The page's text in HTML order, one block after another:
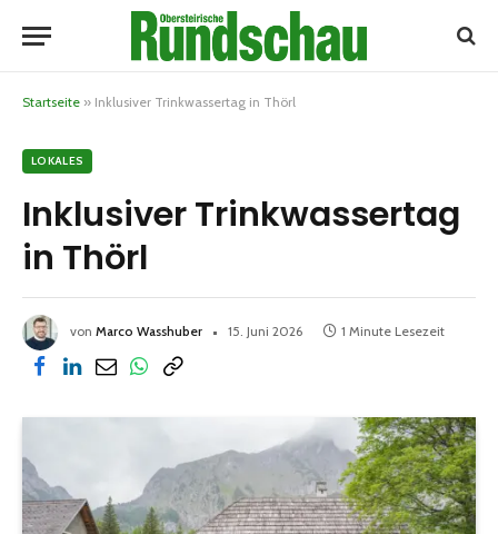
Startseite » Inklusiver Trinkwassertag in Thörl
LOKALES
Inklusiver Trinkwassertag
in Thörl
von Marco Wasshuber 15. Juni 2026 1 Minute Lesezeit